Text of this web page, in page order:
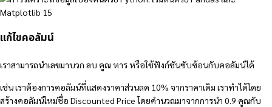
แก้ไขคอลัมน์
เราสามารถนำเลขมาบวก ลบ คูณ หาร หรือใช้ฟังก์ชันซับซ้อนกับคอลัมน์ได้
เช่น เราต้องการคอลัมน์ที่แสดงราคาส่วนลด 10% จากราคาเดิม เราทำได้โดย
สร้างคอลัมน์ใหม่ชื่อ Discounted Price โดยคำนวณมาจากการนำ 0.9 คูณกับ